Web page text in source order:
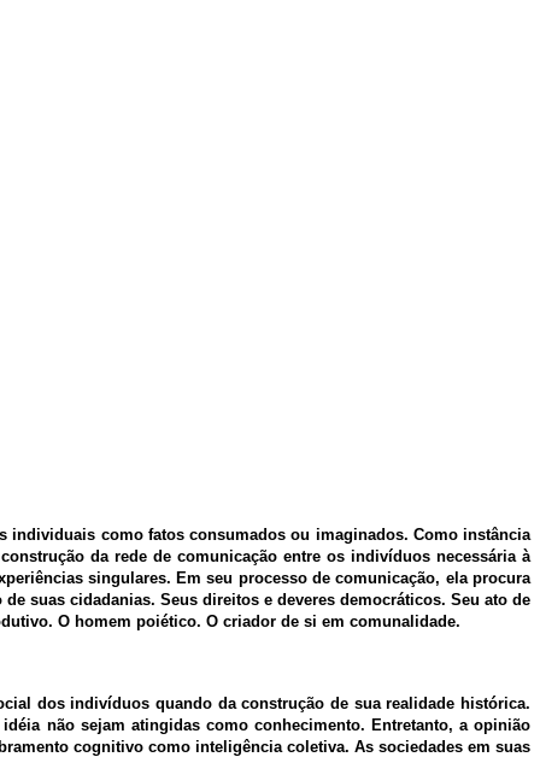
como fatos consumados ou imaginados. Como instância
da rede de comunicação entre os indivíduos necessária à
singulares. Em seu processo de comunicação, ela procura
suas cidadanias. Seus direitos e deveres democráticos. Seu ato de
O homem poiético. O criador de si em comunalidade.
dos indivíduos quando da construção de sua realidade histórica.
não sejam atingidas como conhecimento. Entretanto, a opinião
cognitivo como inteligência coletiva. As sociedades em suas